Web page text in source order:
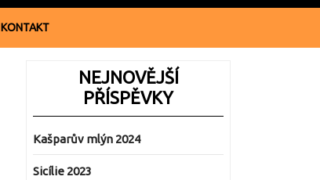
KONTAKT
NEJNOVĚJŠÍ
PŘÍSPĚVKY
Kašparův mlýn 2024
Sicílie 2023